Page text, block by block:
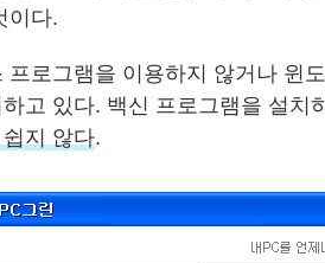
이다.
프로그램을 이용하지 않거나 윈
고 있다. 백신 프로그램을 설치
지 않다.